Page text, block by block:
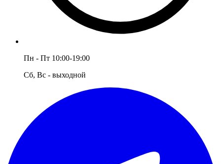
Пн - Пт 10:00-19:00
Сб, Вс - выходной